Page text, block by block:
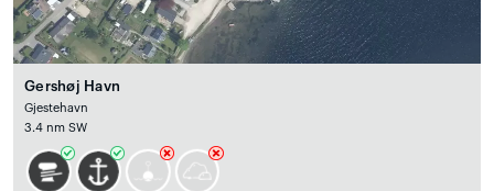
Gershøj Havn
Gjestehavn
3.4 nm SW